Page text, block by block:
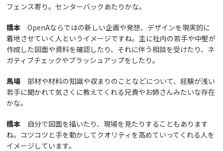
フェンス寄り。センターバックあたりかな。
橋本 OpenAならではの新しい企画や発想、デザインを現実的に
着地させていく人というイメージですね。主に社内の若手や中堅が
作成した図面や資料を確認したり、それに伴う相談を受けたり、ネ
ガティブチェックやブラッシュアップをしたり。
馬場 部材や材料の知識や収まりのことなどについて、経験が浅い
若手に聞かれて気さくに教えてくれる兄貴やお姉さんみたいな存在
かな。
橋本 自分で図面を描いたり、現場を見たりすることもあります
ね。コツコツと手を動かしてクオリティを高めていってくれる人を
イメージしています。